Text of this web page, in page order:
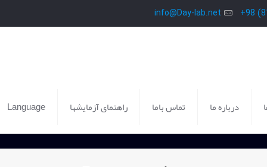
info@Day-lab.net
درباره ما تماس باما راهنمای آزمایشها Language